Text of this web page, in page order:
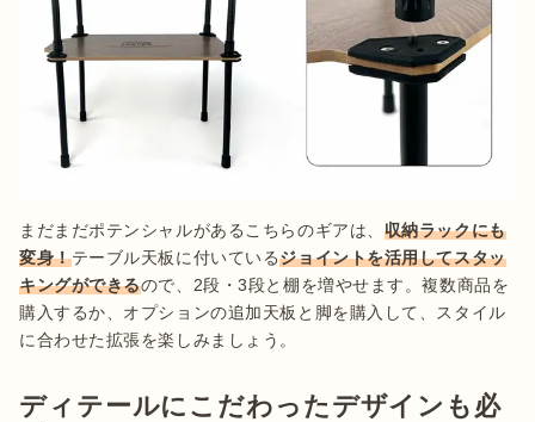
まだまだポテンシャルがあるこちらのギアは、 収納ラックにも
変身！テーブル天板に付いているジョイントを活用してスタッ
キングができるので、2段・3段と棚を増やせます。複数商品を
購入するか、オプションの追加天板と脚を購入して、スタイル
に合わせた拡張を楽しみましょう。
ディテールにこだわったデザインも必